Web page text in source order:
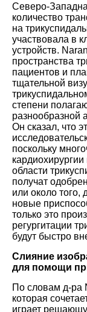
Северо-
количество
на
участвовала в
устройств.
пространства
пациентов и
тщательной
степени
разнообразной
Он сказал, что
поскольку
кардиохирургии
области
получат
или около того,
новые
только это
регургитации
будут быстро
Слияние
для помощи
По словам д-ра
которая
играет